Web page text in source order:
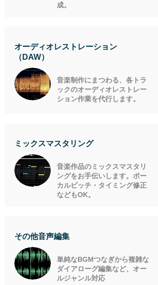
成。
​オーディオレストレーション
（DAW）
音楽制作にまつわる、各トラ
ックのオーディオレストレー
ション作業を代行します。
ミックスマスタリング
音楽作品のミックスマスタリ
ングをお手伝いします。ボー
カルピッチ・タイミング修正
などもOK。
その他音声編集
単純なBGMつなぎから複雑な
ダイアローグ編集など、オー
ルジャンル対応